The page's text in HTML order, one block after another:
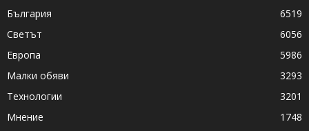
България
6519
Светът
6056
Европа
5986
Малки обяви
3293
Технологии
3201
Мнение
1748